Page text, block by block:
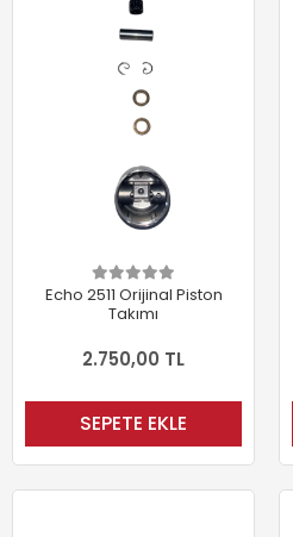
Echo 2511 Orijinal Piston
Takımı
2.750,00 TL
SEPETE EKLE